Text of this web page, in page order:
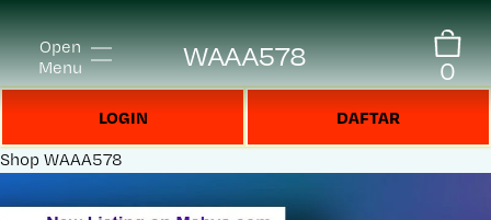
Open
Menu
WAAA578 0
LOGIN DAFTAR
Shop WAAA578